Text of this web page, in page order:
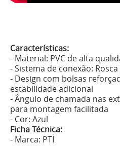
Características:
- Material: PVC de alta
- Sistema de conexão:
- Design com bolsas
estabilidade adicional
- Ângulo de chamada nas
para montagem facilitada
- Cor: Azul
Ficha Técnica:
- Marca: PTI